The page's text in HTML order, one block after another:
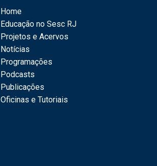
Home
Educação no Sesc RJ
Projetos e Acervos
Notícias
Programações
Podcasts
Publicações
Oficinas e Tutoriais